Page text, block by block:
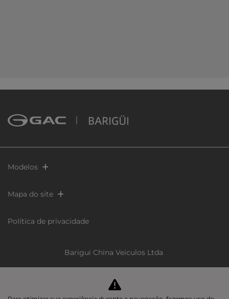
Modelos
Mapa do site
Política de privacidade
Barigui China Veiculos Ltda